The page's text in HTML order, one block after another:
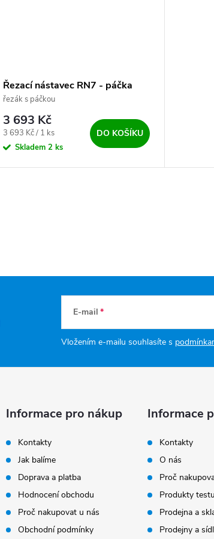
Řezací nástavec RN7 - páčka
řezák s páčkou
3 693 Kč
Měrná cena:
3 693 Kč / 1 ks
Skladem 2 ks
DO KOŠÍKU
E-mail
Vložením e-mailu souhlasíte s
Informace pro nákup
Kontakty
Jak balíme
Doprava a platba
Hodnocení obchodu
Proč nakupovat u nás
Obchodní podmínky
Informace
Kontakty
O nás
Proč
Produkty
Prodejna a
Prodejny a